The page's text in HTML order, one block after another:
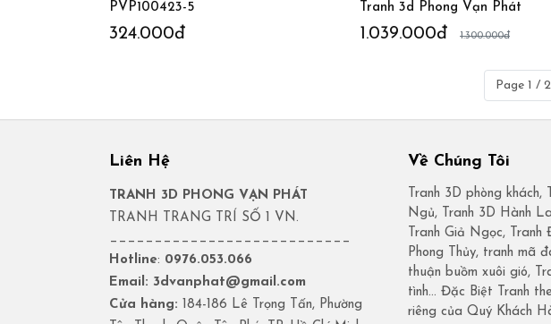
PVP100423-5
324.000đ
Tranh 3d Phong Vạn Phát
1.039.000đ 1.300.000đ
Page 1 / 2
Liên Hệ
TRANH 3D PHONG VẠN PHÁT
TRANH TRANG TRÍ SỐ 1 VN.
___________________________
Hotline: 0976.053.066
Email: 3dvanphat@gmail.com
Cửa hàng: 184-186 Lê Trọng Tấn, Phường
Về Chúng Tôi
Tranh 3D phòng khách,
Ngủ, Tranh 3D Hành
Tranh Giả Ngọc, Tranh
Phong Thủy, tranh mã
thuận buồm xuôi gió,
tình… Đặc Biệt Tranh
riêng của Quý Khách